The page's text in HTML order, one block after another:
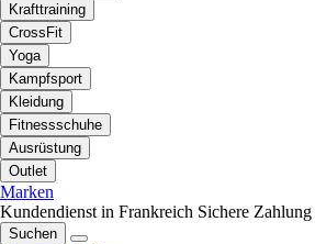
Krafttraining
CrossFit
Yoga
Kampfsport
Kleidung
Fitnessschuhe
Ausrüstung
Outlet
Marken
Kundendienst in Frankreich Sichere Zahlung
Suchen